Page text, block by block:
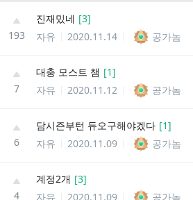
193
진재밌네 [3]
자유
2020.11.14 공가놈
7
대충 모스트 챔 [1]
자유
2020.11.12 공가놈
6
담시즌부턴 듀오구해야겠다 [1]
자유
2020.11.09 공가놈
4
계정2개 [3]
자유
2020.11.09 공가놈